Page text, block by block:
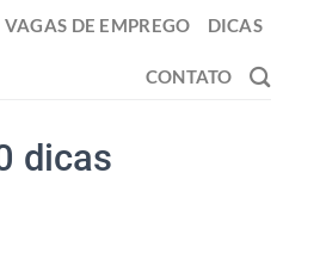
VAGAS DE EMPREGO DICAS
CONTATO
dicas